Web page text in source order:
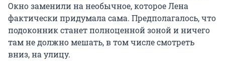
Окно заменили на необычное, которое Лена
фактически придумала сама. Предполагалось, что
подоконник станет полноценной зоной и ничего
там не должно мешать, в том числе смотреть
вниз, на улицу.